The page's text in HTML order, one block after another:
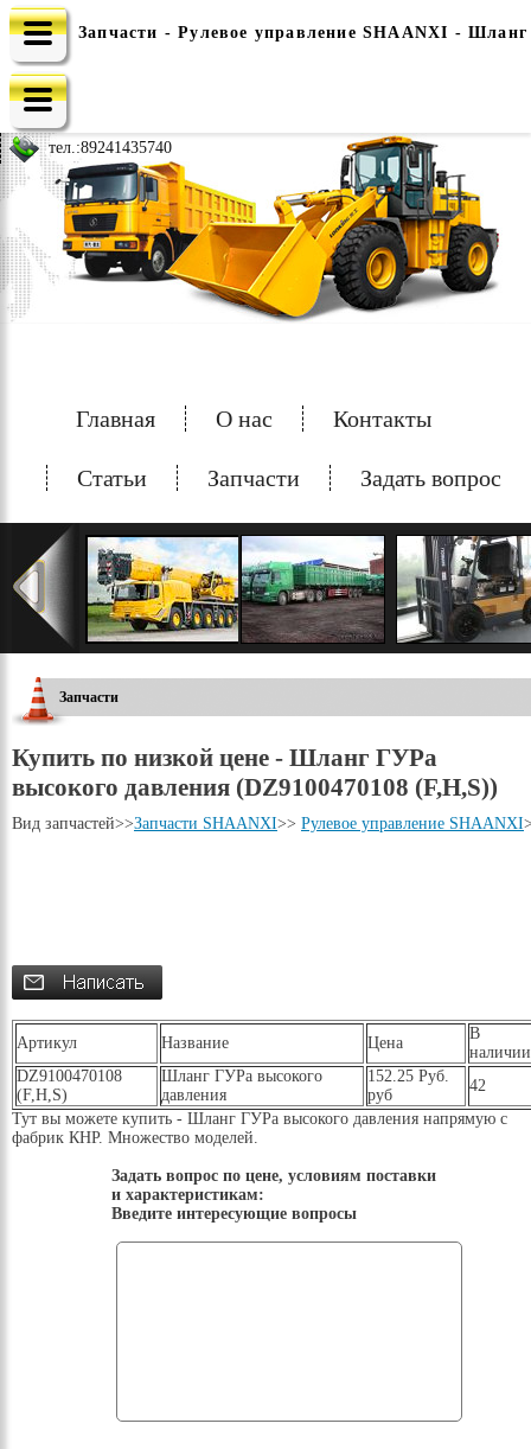
e-mail: china-spec@inbox.ru
тел.:89241435740
Главная О нас Контакты
Статьи Запчасти Задать вопрос
Запчасти
Купить по низкой цене - Шланг ГУРа
высокого давления (DZ9100470108 (F,H,S))
Вид запчастей>>Запчасти SHAANXI>> Рулевое управление SHAANXI
Артикул Название Цена
В
наличии
DZ9100470108
(F,H,S)
Шланг ГУРа высокого
давления
152.25 Руб.
руб
42
Тут вы можете купить - Шланг ГУРа высокого давления напрямую с
фабрик КНР. Множество моделей.
Задать вопрос по цене, условиям поставки
и характеристикам:
Введите интересующие вопросы
Запчасти - Рулевое управление SHAANXI -